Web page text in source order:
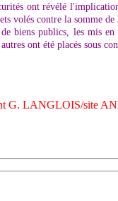
ont révélé
volés contre la somme
biens publics, les mis
ont été placés sous
G. LANGLOIS/site